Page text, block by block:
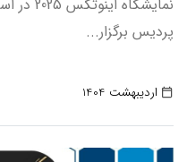
پردیس برگزار...
اردیبهشت 1404